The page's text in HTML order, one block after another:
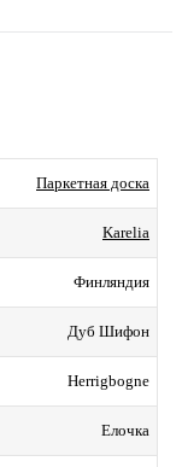
Паркетная доска
Karelia
Финляндия
Дуб Шифон
Herrigbogne
Елочка